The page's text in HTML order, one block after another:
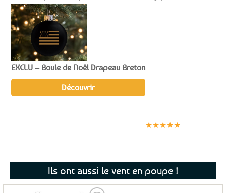
EXCLU – Boule de Noël Drapeau Breton
Découvrir
★★★★★
Ils ont aussi le vent en poupe !